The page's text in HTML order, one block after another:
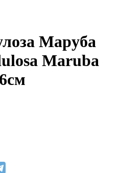
Маруба
Maruba